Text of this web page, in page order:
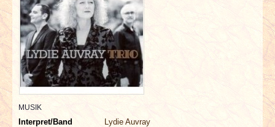
VERLOSUNGEN
INTERVIEWS
SPECIALS
REDAKTION
MUSIK
Interpret/Band
Lydie Auvray